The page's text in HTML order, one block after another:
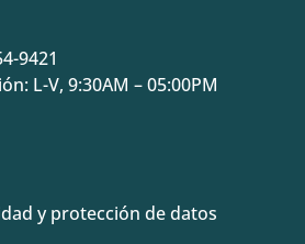
9421
L-V, 9:30AM – 05:00PM
y protección de datos